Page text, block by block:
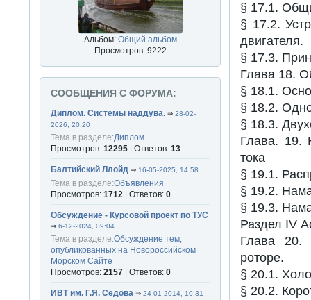
§ 17.1.
§ 17.2.
двигателя.
§ 17.3.
Глава 18.
§ 18.1.
§ 18.2.
§ 18.3.
Глава. 19.
тока
§ 19.1.
§ 19.2.
§ 19.3.
Раздел IV
Глава 20.
роторе.
§ 20.1.
§ 20.2.
Альбом: Общий альбом
Просмотров: 9222
СООБЩЕНИЯ С ФОРУМА:
Диплом. Системы наддува. ⇒28-02-
2026, 20:20
Тема в разделе:Диплом
Просмотров:12295 | Ответов:13
Балтийский Ллойд ⇒16-05-2025, 14:58
Тема в разделе:Объявления
Просмотров:1712 | Ответов:0
Обсуждение - Курсовой проект по ТУС
⇒6-12-2024, 09:04
Тема в разделе:Обсуждение тем,
опубликованных на Новороссийском
Морском Сайте
Просмотров:2157 | Ответов:0
ИВТ им. Г.Я. Седова ⇒24-01-2014, 10:31